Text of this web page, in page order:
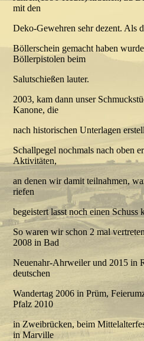
mit den
Deko-Gewehren sehr dezent. Als
Böllerschein gemacht haben
Böllerpistolen beim
Salutschießen lauter.
2003, kam dann unser
Kanone, die
nach historischen Unterlagen
Schallpegel nochmals nach oben
Aktivitäten,
an denen wir damit teilnahmen,
riefen
begeistert lasst noch einen Schuss
So waren wir schon 2 mal
2008 in Bad
Neuenahr-Ahrweiler und 2015 in
deutschen
Wandertag 2006 in Prüm,
Pfalz 2010
in Zweibrücken, beim
in Marville